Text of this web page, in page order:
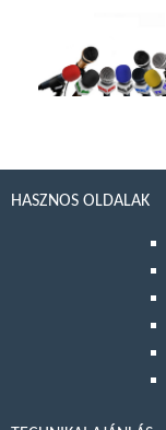
HASZNOS OLDALAK